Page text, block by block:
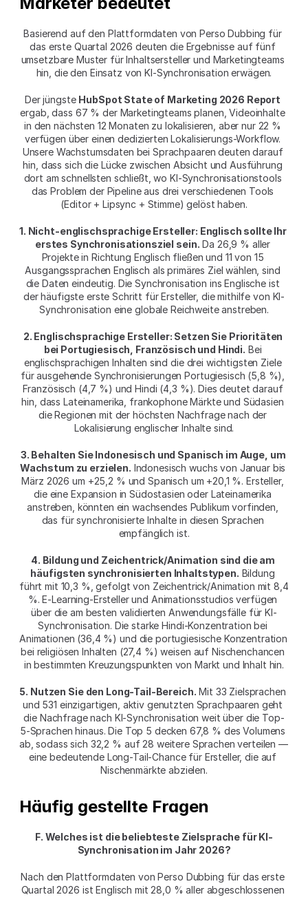
Basierend auf den Plattformdaten von Perso Dubbing für
das erste Quartal 2026 deuten die Ergebnisse auf fünf
umsetzbare Muster für Inhaltsersteller und Marketingteams
hin, die den Einsatz von KI-Synchronisation erwägen.
Der jüngste HubSpot State of Marketing 2026 Report
ergab, dass 67 % der Marketingteams planen, Videoinhalte
in den nächsten 12 Monaten zu lokalisieren, aber nur 22 %
verfügen über einen dedizierten Lokalisierungs-Workflow.
Unsere Wachstumsdaten bei Sprachpaaren deuten darauf
hin, dass sich die Lücke zwischen Absicht und Ausführung
dort am schnellsten schließt, wo KI-Synchronisationstools
das Problem der Pipeline aus drei verschiedenen Tools
(Editor + Lipsync + Stimme) gelöst haben.
1. Nicht-englischsprachige Ersteller: Englisch sollte Ihr
erstes Synchronisationsziel sein. Da 26,9 % aller
Projekte in Richtung Englisch fließen und 11 von 15
Ausgangssprachen Englisch als primäres Ziel wählen, sind
die Daten eindeutig. Die Synchronisation ins Englische ist
der häufigste erste Schritt für Ersteller, die mithilfe von KI-
Synchronisation eine globale Reichweite anstreben.
2. Englischsprachige Ersteller: Setzen Sie Prioritäten
bei Portugiesisch, Französisch und Hindi. Bei
englischsprachigen Inhalten sind die drei wichtigsten Ziele
für ausgehende Synchronisierungen Portugiesisch (5,8 %),
Französisch (4,7 %) und Hindi (4,3 %). Dies deutet darauf
hin, dass Lateinamerika, frankophone Märkte und Südasien
die Regionen mit der höchsten Nachfrage nach der
Lokalisierung englischer Inhalte sind.
3. Behalten Sie Indonesisch und Spanisch im Auge, um
Wachstum zu erzielen. Indonesisch wuchs von Januar bis
März 2026 um +25,2 % und Spanisch um +20,1 %. Ersteller,
die eine Expansion in Südostasien oder Lateinamerika
anstreben, könnten ein wachsendes Publikum vorfinden,
das für synchronisierte Inhalte in diesen Sprachen
empfänglich ist.
4. Bildung und Zeichentrick/Animation sind die am
häufigsten synchronisierten Inhaltstypen. Bildung
führt mit 10,3 %, gefolgt von Zeichentrick/Animation mit 8,4
%. E-Learning-Ersteller und Animationsstudios verfügen
über die am besten validierten Anwendungsfälle für KI-
Synchronisation. Die starke Hindi-Konzentration bei
Animationen (36,4 %) und die portugiesische Konzentration
bei religiösen Inhalten (27,4 %) weisen auf Nischenchancen
in bestimmten Kreuzungspunkten von Markt und Inhalt hin.
5. Nutzen Sie den Long-Tail-Bereich. Mit 33 Zielsprachen
und 531 einzigartigen, aktiv genutzten Sprachpaaren geht
die Nachfrage nach KI-Synchronisation weit über die Top-
5-Sprachen hinaus. Die Top 5 decken 67,8 % des Volumens
ab, sodass sich 32,2 % auf 28 weitere Sprachen verteilen —
eine bedeutende Long-Tail-Chance für Ersteller, die auf
Nischenmärkte abzielen.
Häufig gestellte Fragen
F. Welches ist die beliebteste Zielsprache für KI-
Synchronisation im Jahr 2026?
Nach den Plattformdaten von Perso Dubbing für das erste
Quartal 2026 ist Englisch mit 28,0 % aller abgeschlossenen